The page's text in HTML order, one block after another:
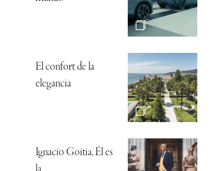
El confort de la
elegancia
Ignacio Goitia, Él es